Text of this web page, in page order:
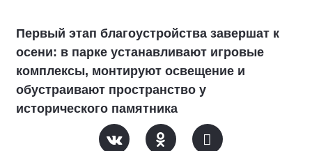
Первый этап благоустройства завершат к
осени: в парке устанавливают игровые
комплексы, монтируют освещение и
обустраивают пространство у
исторического памятника